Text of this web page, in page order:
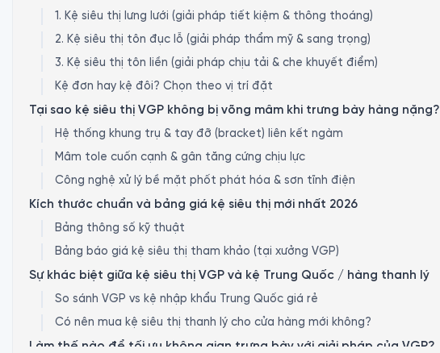
1. Kệ siêu thị lưng lưới (giải pháp tiết kiệm & thông thoáng)
2. Kệ siêu thị tôn đục lỗ (giải pháp thẩm mỹ & sang trọng)
3. Kệ siêu thị tôn liền (giải pháp chịu tải & che khuyết điểm)
Kệ đơn hay kệ đôi? Chọn theo vị trí đặt
Tại sao kệ siêu thị VGP không bị võng mâm khi trưng bày hàng nặng?
Hệ thống khung trụ & tay đỡ (bracket) liên kết ngàm
Mâm tole cuốn cạnh & gân tăng cứng chịu lực
Công nghệ xử lý bề mặt phốt phát hóa & sơn tĩnh điện
Kích thước chuẩn và bảng giá kệ siêu thị mới nhất 2026
Bảng thông số kỹ thuật
Bảng báo giá kệ siêu thị tham khảo (tại xưởng VGP)
Sự khác biệt giữa kệ siêu thị VGP và kệ Trung Quốc / hàng thanh lý
So sánh VGP vs kệ nhập khẩu Trung Quốc giá rẻ
Có nên mua kệ siêu thị thanh lý cho cửa hàng mới không?
Làm thế nào để tối ưu không gian trưng bày với giải pháp của VGP?